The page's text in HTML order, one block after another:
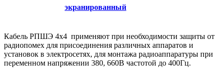
экранированный
Кабель РПШЭ 4x4 применяют при необходимости защиты от
радиопомех для присоединения различных аппаратов и
установок в электросетях, для монтажа радиоаппаратуры при
переменном напряжении 380, 660В частотой до 400Гц.